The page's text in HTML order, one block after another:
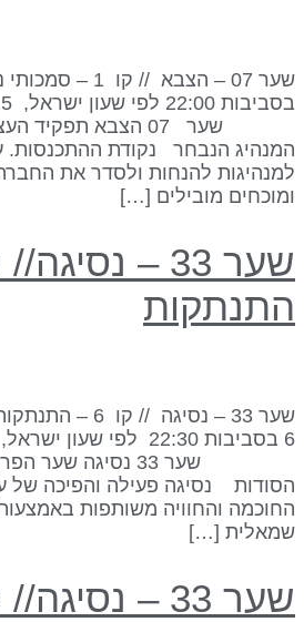
שער 07 הצבא תפקיד
הנבחר נקודת ההתכנסות.
להנחות ולסדר את
מובילים […]
שער 33 נסיגה שער
נסיגה פעילה והפיכה של
והחוויה משותפות באמצעות
[…]
33 – נסיגה// ק 5 – תזמון